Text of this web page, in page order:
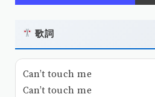
歌詞
Can’t touch me
Can’t touch me